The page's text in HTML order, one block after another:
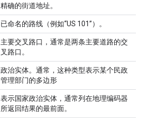
精确的街道地址。
已命名的路线（例如“US 101”）。
主要交叉路口，通常是两条主要道路的交
叉路口。
政治实体。通常，这种类型表示某个民政
管理部门的多边形
表示国家政治实体，通常列在地理编码器
所返回结果的最前面。